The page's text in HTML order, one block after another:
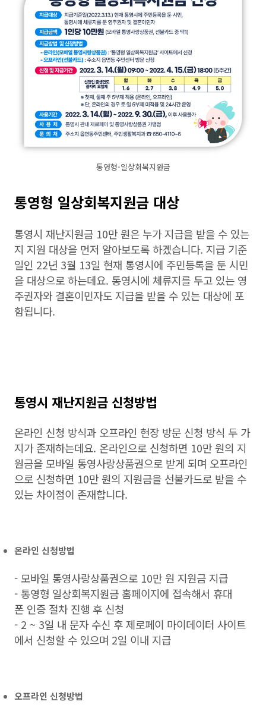
통영형-일상회복지원금
통영형 일상회복지원금 대상
통영시 재난지원금 10만 원은 누가 지급을 받을 수 있는
지 지원 대상을 먼저 알아보도록 하겠습니다. 지급 기준
일인 22년 3월 13일 현재 통영시에 주민등록을 둔 시민
을 대상으로 하는데요. 통영시에 체류지를 두고 있는 영
주권자와 결혼이민자도 지급을 받을 수 있는 대상에 포
함됩니다.
통영시 재난지원금 신청방법
온라인 신청 방식과 오프라인 현장 방문 신청 방식 두 가
지가 존재하는데요. 온라인으로 신청하면 10만 원의 지
원금을 모바일 통영사랑상품권으로 받게 되며 오프라인
으로 신청하면 10만 원의 지원금을 선불카드로 받을 수
있는 차이점이 존재합니다.
온라인 신청방법
- 모바일 통영사랑상품권으로 10만 원 지원금 지급
- 통영형 일상회복지원금 홈페이지에 접속해서 휴대
폰 인증 절차 진행 후 신청
- 2 ~ 3일 내 문자 수신 후 제로페이 마이데이터 사이트
에서 신청할 수 있으며 2일 이내 지급
오프라인 신청방법